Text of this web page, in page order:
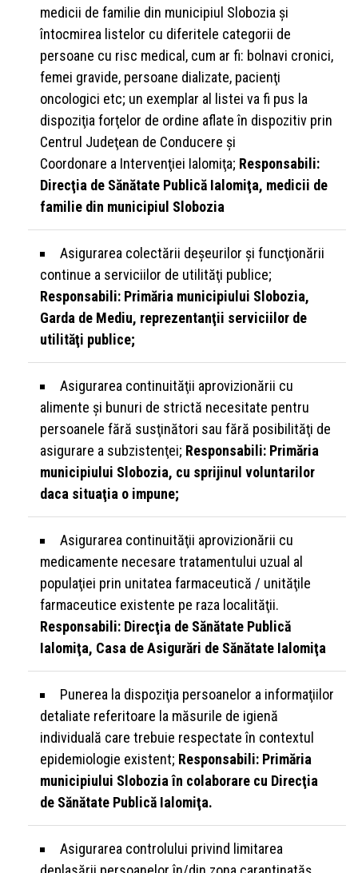
medicii de familie din municipiul Slobozia şi
întocmirea listelor cu diferitele categorii de
persoane cu risc medical, cum ar fi: bolnavi cronici,
femei gravide, persoane dializate, pacienţi
oncologici etc; un exemplar al listei va fi pus la
dispoziţia forţelor de ordine aflate în dispozitiv prin
Centrul Judeţean de Conducere şi
Coordonare a Intervenţiei Ialomiţa; Responsabili:
Direcţia de Sănătate Publică Ialomiţa, medicii de
familie din municipiul Slobozia
Asigurarea colectării deşeurilor şi funcţionării
continue a serviciilor de utilităţi publice;
Responsabili: Primăria municipiului Slobozia,
Garda de Mediu, reprezentanţii serviciilor de
utilităţi publice;
Asigurarea continuităţii aprovizionării cu
alimente şi bunuri de strictă necesitate pentru
persoanele fără susţinători sau fără posibilităţi de
asigurare a subzistenţei; Responsabili: Primăria
municipiului Slobozia, cu sprijinul voluntarilor
daca situaţia o impune;
Asigurarea continuităţii aprovizionării cu
medicamente necesare tratamentului uzual al
populaţiei prin unitatea farmaceutică / unităţile
farmaceutice existente pe raza localităţii.
Responsabili: Direcţia de Sănătate Publică
Ialomiţa, Casa de Asigurări de Sănătate Ialomiţa
Punerea la dispoziţia persoanelor a informaţiilor
detaliate referitoare la măsurile de igienă
individuală care trebuie respectate în contextul
epidemiologie existent; Responsabili: Primăria
municipiului Slobozia în colaborare cu Direcţia
de Sănătate Publică Ialomiţa.
Asigurarea controlului privind limitarea